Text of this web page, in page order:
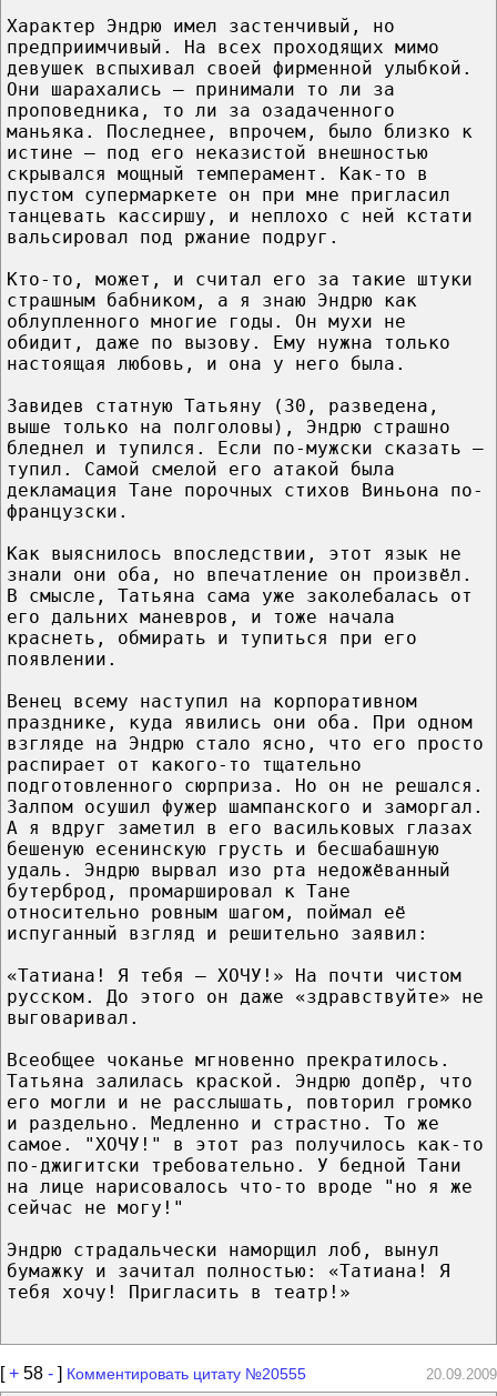
Характер Эндрю имел застенчивый, но
предприимчивый. На всех проходящих мимо
девушек вспыхивал своей фирменной улыбкой.
Они шарахались — принимали то ли за
проповедника, то ли за озадаченного
маньяка. Последнее, впрочем, было близко к
истине — под его неказистой внешностью
скрывался мощный темперамент. Как-то в
пустом супермаркете он при мне пригласил
танцевать кассиршу, и неплохо с ней кстати
вальсировал под ржание подруг.
Кто-то, может, и считал его за такие штуки
страшным бабником, а я знаю Эндрю как
облупленного многие годы. Он мухи не
обидит, даже по вызову. Ему нужна только
настоящая любовь, и она у него была.
Завидев статную Татьяну (30, разведена,
выше только на полголовы), Эндрю страшно
бледнел и тупился. Если по-мужски сказать —
тупил. Самой смелой его атакой была
декламация Тане порочных стихов Виньона по-
французски.
Как выяснилось впоследствии, этот язык не
знали они оба, но впечатление он произвёл.
В смысле, Татьяна сама уже заколебалась от
его дальних маневров, и тоже начала
краснеть, обмирать и тупиться при его
появлении.
Венец всему наступил на корпоративном
празднике, куда явились они оба. При одном
взгляде на Эндрю стало ясно, что его просто
распирает от какого-то тщательно
подготовленного сюрприза. Но он не решался.
Залпом осушил фужер шампанского и заморгал.
А я вдруг заметил в его васильковых глазах
бешеную есенинскую грусть и бесшабашную
удаль. Эндрю вырвал изо рта недожёванный
бутерброд, промаршировал к Тане
относительно ровным шагом, поймал её
испуганный взгляд и решительно заявил:
«Татиана! Я тебя — ХОЧУ!» На почти чистом
русском. До этого он даже «здравствуйте» не
выговаривал.
Всеобщее чоканье мгновенно прекратилось.
Татьяна залилась краской. Эндрю допёр, что
его могли и не расслышать, повторил громко
и раздельно. Медленно и страстно. То же
самое. "ХОЧУ!" в этот раз получилось как-то
по-джигитски требовательно. У бедной Тани
на лице нарисовалось что-то вроде "но я же
сейчас не могу!"
Эндрю страдальчески наморщил лоб, вынул
бумажку и зачитал полностью: «Татиана! Я
тебя хочу! Пригласить в театр!»
[+ 58 - ] Комментировать цитату №20555 20.09.2009